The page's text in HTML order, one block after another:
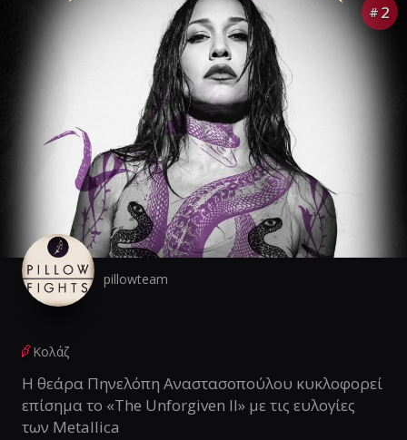
# 2
pillowteam
Κολάζ
Η θεάρα Πηνελόπη Αναστασοπούλου κυκλοφορεί
επίσημα το «The Unforgiven II» με τις ευλογίες
των Metallica